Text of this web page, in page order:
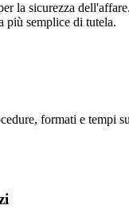
la sicurezza
più semplice di tutela.
formati e